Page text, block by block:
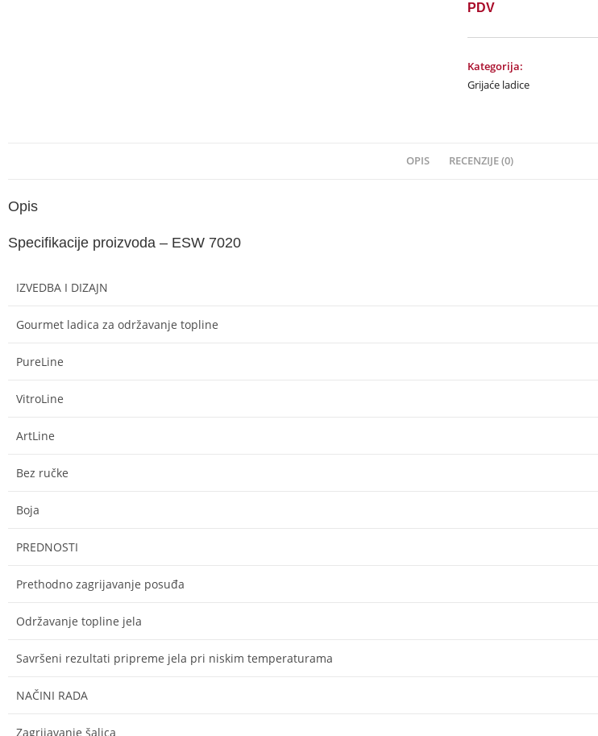
PDV
Kategorija:
Grijaće ladice
OPIS RECENZIJE (0)
Opis
Specifikacije proizvoda – ESW 7020
IZVEDBA I DIZAJN
Gourmet ladica za održavanje topline
PureLine
VitroLine
ArtLine
Bez ručke
Boja
PREDNOSTI
Prethodno zagrijavanje posuđa
Održavanje topline jela
Savršeni rezultati pripreme jela pri niskim temperaturama
NAČINI RADA
Zagrijavanje šalica